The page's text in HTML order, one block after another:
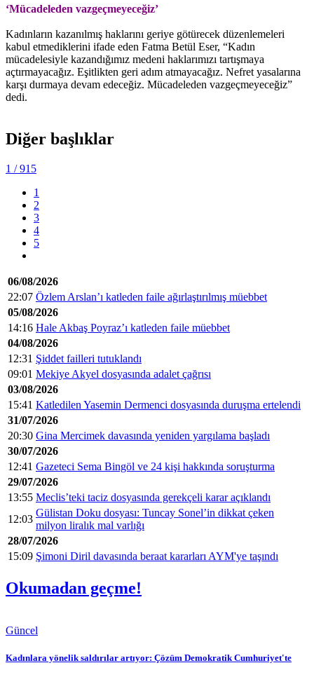
‘Mücadeleden vazgeçmeyeceğiz’
Kadınların kazanılmış haklarını geriye götürecek düzenlemeleri
kabul etmediklerini ifade eden Fatma Betül Eser, “Kadın
mücadelesiyle kazandığımız medeni haklarımızı tartışmaya
açtırmayacağız. Eşitlikten geri adım atmayacağız. Nefret yasalarına
karşı durmaya devam edeceğiz. Mücadeleden vazgeçmeyeceğiz”
dedi.
Diğer başlıklar
1 / 915
1
2
3
4
5
06/08/2026
22:07 Özlem Arslan’ı katleden faile ağırlaştırılmış müebbet
05/08/2026
14:16 Hale Akbaş Poyraz’ı katleden faile müebbet
04/08/2026
12:31 Şiddet failleri tutuklandı
09:01 Mekiye Akyel dosyasında adalet çağrısı
03/08/2026
15:41 Katledilen Yasemin Dermenci dosyasında duruşma ertelendi
31/07/2026
20:30 Gina Mercimek davasında yeniden yargılama başladı
30/07/2026
12:41 Gazeteci Sema Bingöl ve 24 kişi hakkında soruşturma
29/07/2026
13:55 Meclis’teki taciz dosyasında gerekçeli karar açıklandı
12:03
Gülistan Doku dosyası: Tuncay Sonel’in dikkat çeken
milyon liralık mal varlığı
28/07/2026
15:09 Şimoni Diril davasında beraat kararları AYM'ye taşındı
Okumadan geçme!
Güncel
Kadınlara yönelik saldırılar artıyor: Çözüm Demokratik Cumhuriyet'te